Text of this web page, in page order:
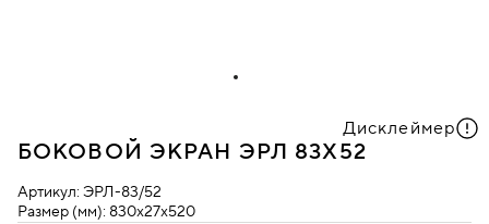
Дисклеймер
БОКОВОЙ ЭКРАН ЭРЛ 83Х52
Артикул: ЭРЛ-83/52
Размер (мм): 830х27х520